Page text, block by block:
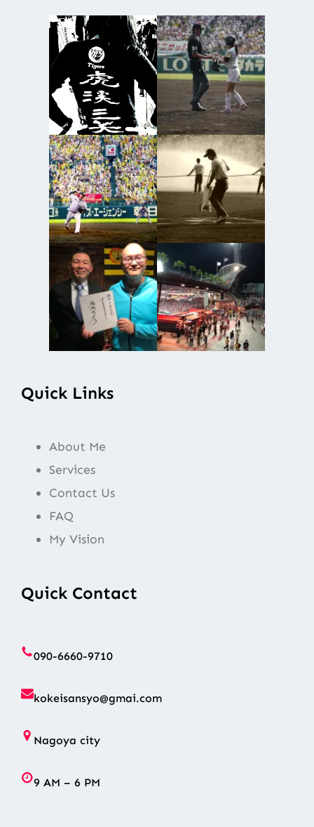
Quick Links
About Me
Services
Contact Us
FAQ
My Vision
Quick Contact
090-6660-9710
kokeisansyo@gmai.com
Nagoya city
9 AM – 6 PM